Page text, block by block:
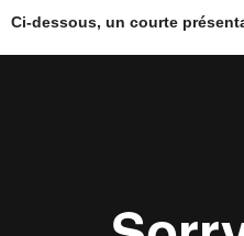
Ci-dessous, un courte